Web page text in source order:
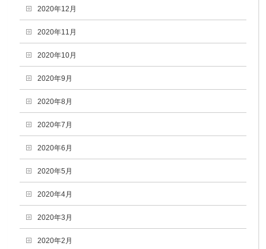
2020年12月
2020年11月
2020年10月
2020年9月
2020年8月
2020年7月
2020年6月
2020年5月
2020年4月
2020年3月
2020年2月